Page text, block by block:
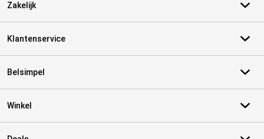
Zakelijk
Klantenservice
Belsimpel
Winkel